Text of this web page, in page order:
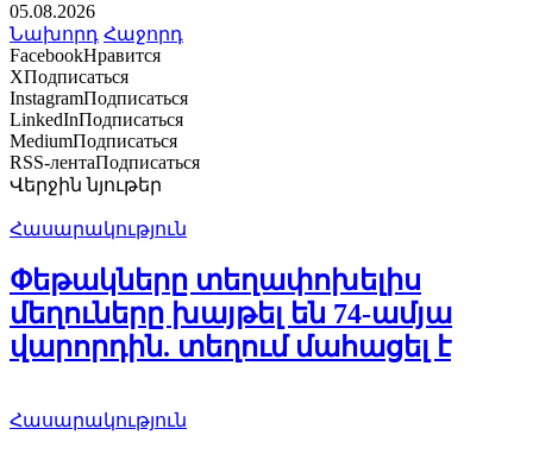
05.08.2026
Նախորդ Հաջորդ
FacebookНравится
XПодписаться
InstagramПодписаться
LinkedInПодписаться
MediumПодписаться
RSS-лентаПодписаться
Վերջին նյութեր
Հասարակություն
Փեթակները տեղափոխելիս
մեղուները խայթել են 74-ամյա
վարորդին. տեղում մահացել է
Հասարակություն